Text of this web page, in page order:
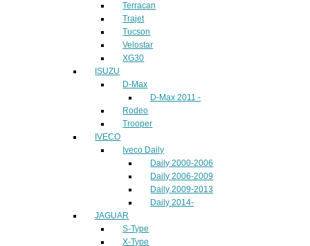
Terracan
Trajet
Tucson
Velostar
XG30
ISUZU
D-Max
D-Max 2011 -
Rodeo
Trooper
IVECO
Iveco Daily
Daily 2000-2006
Daily 2006-2009
Daily 2009-2013
Daily 2014-
JAGUAR
S-Type
X-Type